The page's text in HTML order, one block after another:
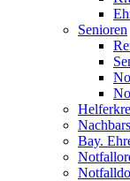
Senioren
Bay.